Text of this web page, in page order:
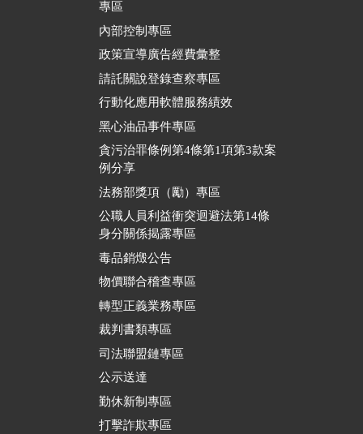
專區
內部控制專區
政策宣導廣告經費彙整
請託關說登錄查察專區
行動化應用軟體服務績效
黑心油品事件專區
貪污治罪條例第4條第1項第3款案
例分享
法務部獎項（勵）專區
公職人員利益衝突迴避法第14條
身分關係揭露專區
毒品銷燬公告
物價聯合稽查專區
轉型正義業務專區
裁判書類專區
司法聯盟鏈專區
公示送達
勤休新制專區
打擊詐欺專區